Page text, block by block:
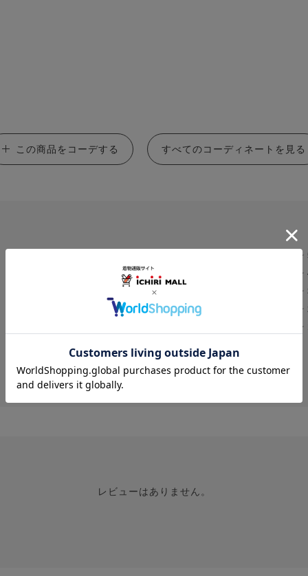
この商品をコーデする すべてのコーディネートを見る
レビュー件数：
★
★
★
★
★
投稿画像はありません。
レビューはありません。